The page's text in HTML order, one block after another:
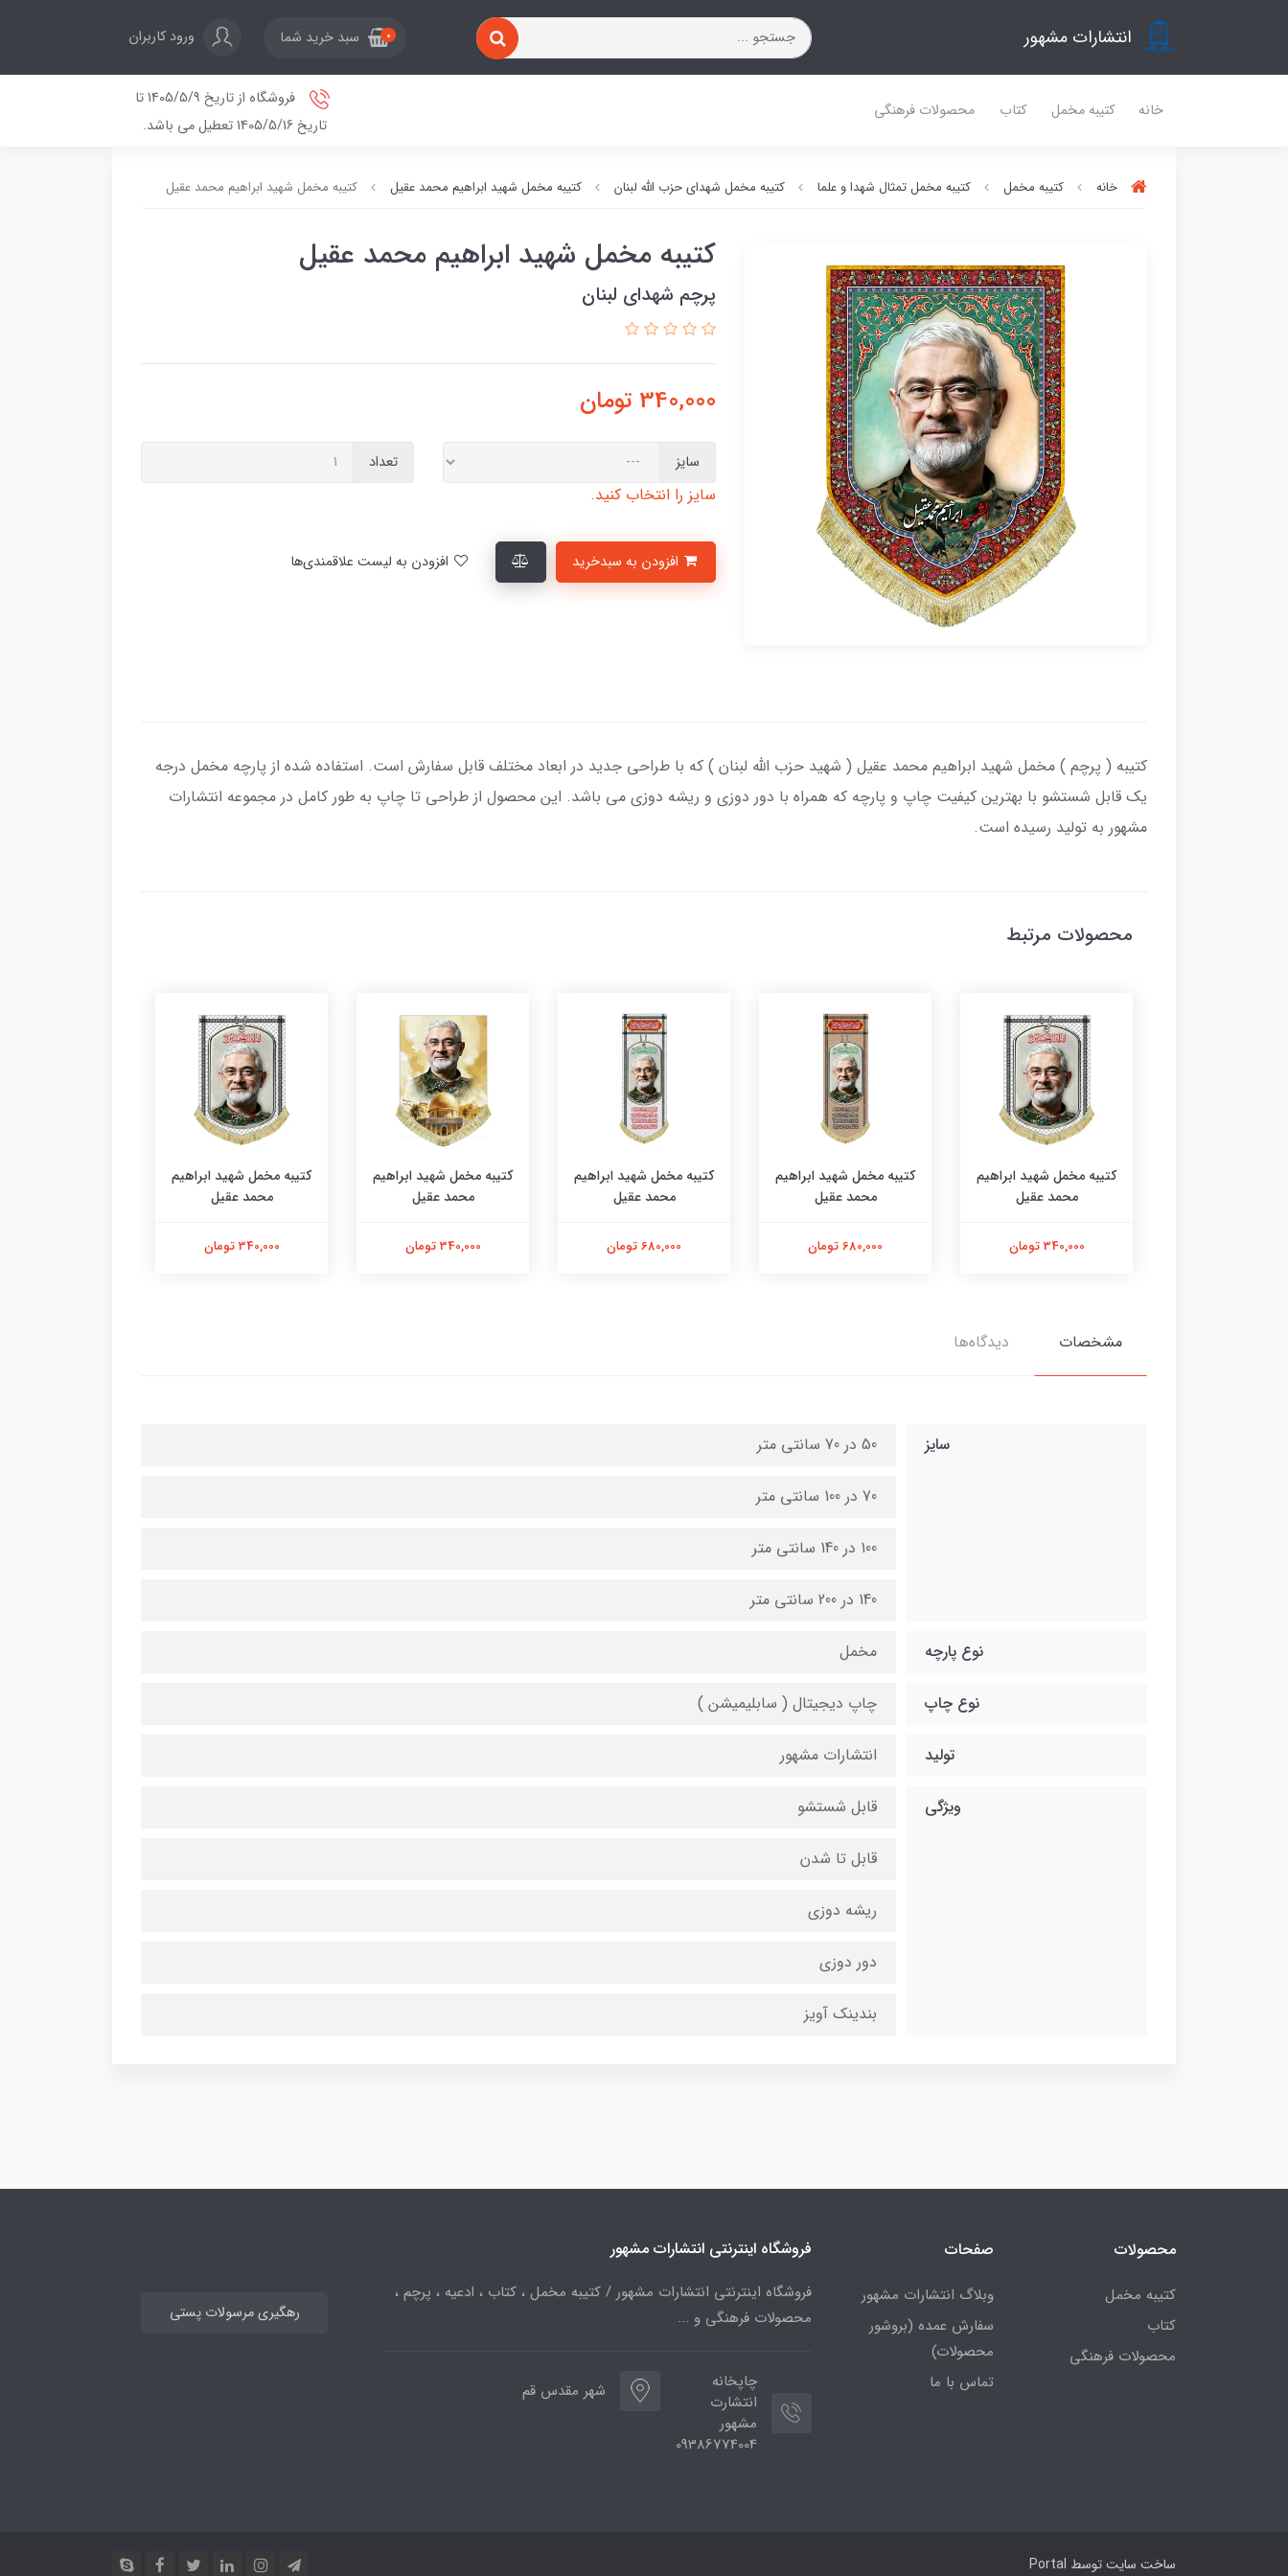
انتشارات مشهور 0 سبد خرید شما ورود کاربران
خانه کتیبه مخمل کتاب محصولات فرهنگی
فروشگاه از تاریخ 1405/5/9 تا
تاریخ 1405/5/16 تعطیل می باشد.
خانه کتیبه مخمل کتیبه مخمل تمثال شهدا و علما کتیبه مخمل شهدای حزب الله لبنان کتیبه مخمل شهید ابراهیم محمد عقیل کتیبه مخمل شهید ابراهیم محمد عقیل
کتیبه مخمل شهید ابراهیم محمد عقیل
پرچم شهدای لبنان
340,000 تومان
سایز
سایز را انتخاب کنید.
تعداد
کتیبه ( پرچم ) مخمل شهید ابراهیم محمد عقیل ( شهید حزب الله لبنان ) که با طراحی جدید در ابعاد مختلف قابل سفارش است. استفاده شده از پارچه مخمل درجه
یک قابل شستشو با بهترین کیفیت چاپ و پارچه که همراه با دور دوزی و ریشه دوزی می باشد. این محصول از طراحی تا چاپ به طور کامل در مجموعه انتشارات
مشهور به تولید رسیده است.
محصولات مرتبط
کتیبه مخمل شهید ابراهیم
محمد عقیل
340,000 تومان
کتیبه مخمل شهید ابراهیم
محمد عقیل
680,000 تومان
کتیبه مخمل شهید ابراهیم
محمد عقیل
680,000 تومان
کتیبه مخمل شهید ابراهیم
محمد عقیل
340,000 تومان
کتیبه مخمل شهید ابراهیم
محمد عقیل
340,000 تومان
مشخصات دیدگاه‌ها
سایز 50 در 70 سانتی متر
70 در 100 سانتی متر
100 در 140 سانتی متر
140 در 200 سانتی متر
نوع پارچه مخمل
نوع چاپ چاپ دیجیتال ( سابلیمیشن )
تولید انتشارات مشهور
ویژگی قابل شستشو
قابل تا شدن
ریشه دوزی
دور دوزی
بندینک آویز
محصولات
کتیبه مخمل
کتاب
محصولات فرهنگی
صفحات
وبلاگ انتشارات مشهور
سفارش عمده (بروشور
محصولات)
تماس با ما
فروشگاه اینترنتی انتشارات مشهور
فروشگاه اینترنتی انتشارات مشهور / کتیبه مخمل ، کتاب ، ادعیه ، پرچم ،
محصولات فرهنگی و ...
چاپخانه
انتشارت
مشهور
09386774004
شهر مقدس قم
رهگیری مرسولات پستی
ساخت سایت توسط Portal